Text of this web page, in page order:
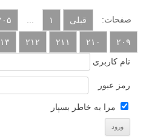
صفحات: قبلی ۱
۲۰۹ ۲۱۰ ۲۱۱ ۲۱۲
نام کاربری
رمز عبور
مرا به خاطر بسپار